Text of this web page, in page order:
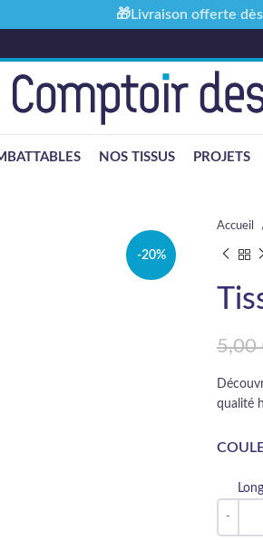
NOS TISSUS PROJETS
-20%
Accueil
5,00
Le prix
Le prix
qualité
🎁Livraison offerte